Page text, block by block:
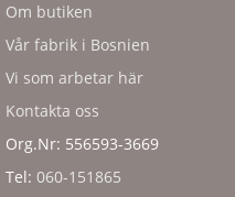
Om butiken
Vår fabrik i Bosnien
Vi som arbetar här
Kontakta oss
Org.Nr: 556593-3669
Tel: 060-151865